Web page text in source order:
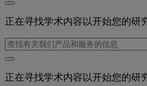
正在寻找学术内容以开始您的研
正在寻找学术内容以开始您的研